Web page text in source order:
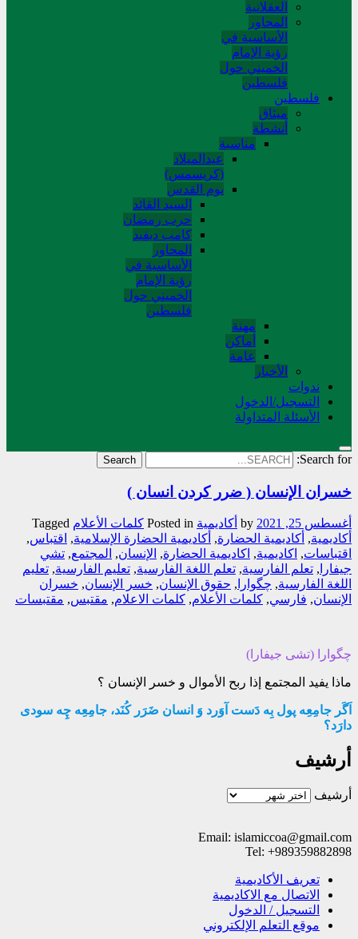
العقلانية
المحاور
الأساسیة في
رؤیة الإمام
الخمیني حول
فلسطین
فلسطین
میثاق
أنشطة
مناسبة
عیدالمیلاد
(کریسمس)
یوم القدس
السید القائد
حرب رمضان
کامب دیفید
المحاور
الأساسية في
رؤية الإمام
الخميني حول
فلسطین
مهنة
أماکن
عامة
الأخبار
ندوات
التسجیل/الدخول
الأسئلة المتداولة
Search for:
خسران الإنسان ( ضرر کردن انسان )
أغسطس 25, 2021 أکادیمیة Posted in کلمات الأعلام Tagged
أكاديمية, أكاديمية الحضارة, أكاديمية الحضارة الإسلامية, اقتباس,
اقتباسات, اكاديمية, اكاديمية الحضارة, الإنسان, المجتمع, تشي
جیفارا , تعلم الفارسية, تعلم اللغة الفارسية, تعليم الفارسية, تعليم
اللغة الفارسية, چگوارا , حقوق الإنسان, خسر الإنسان, خسران
الإنسان, فارسي, كلمات الأعلام, كلمات الاعلام, مقتبس, مقتبسات
چگوارا (تشی جیفارا)
ماذا يفيد المجتمع إذا ربح الأموال و خسر الإنسان ؟
اَگَر جامِعِه پول بِه دَست آوَرد وَ انسان ضَرَر کُنَد، جامِعِه چِه سودی
دارَد؟
أرشيف
أرشيف
Email: islamiccoa@gmail.com
Tel: +989359882898
تعریف الأکادیمیة
الاتصال مع الاکادیمیة
التسجیل / الدخول
موقع التعلم الإلکتروني